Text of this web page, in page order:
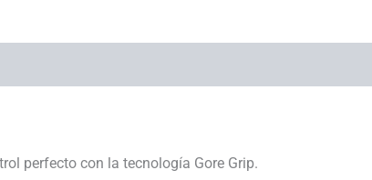
perfecto con la tecnología Gore Grip.